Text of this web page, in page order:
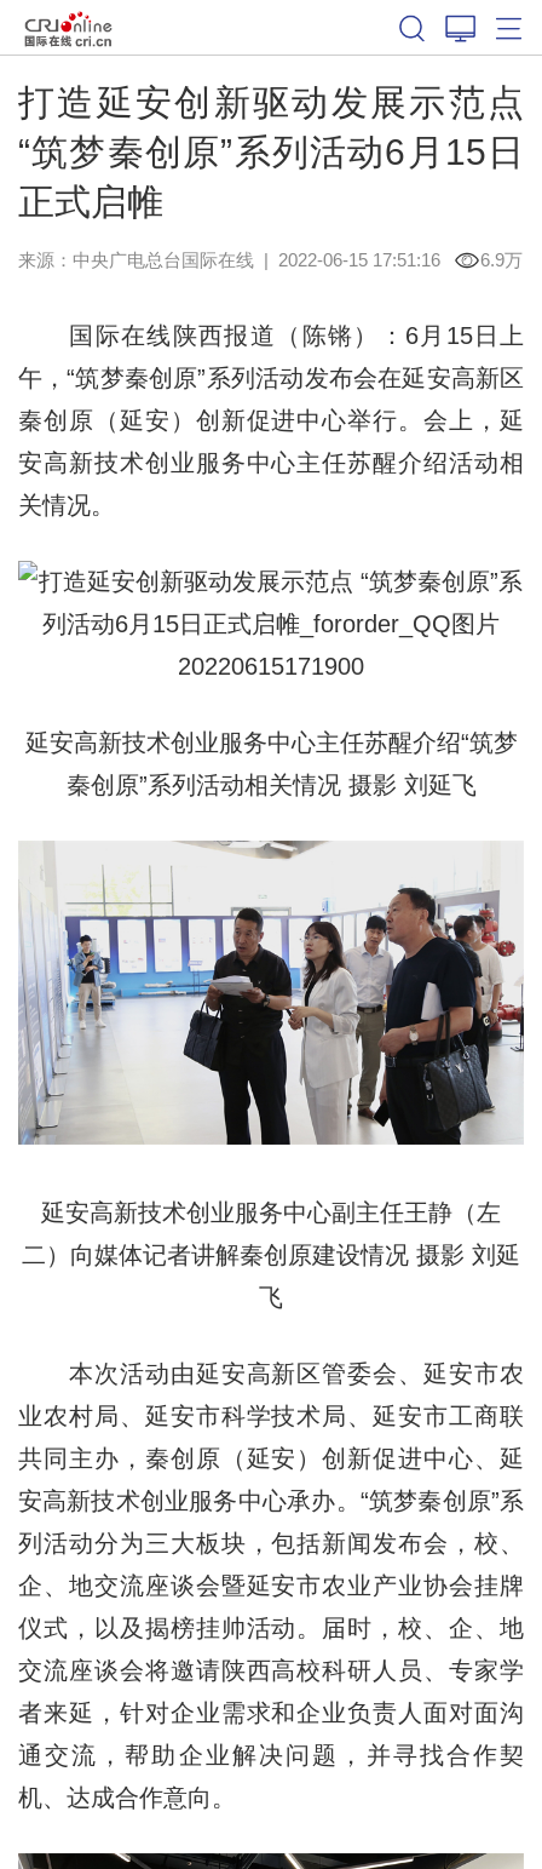
打造延安创新驱动发展示范点
“筑梦秦创原”系列活动6月15日
正式启帷
来源：中央广电总台国际在线| 2022-06-15 17:51:16 6.9万
国际在线陕西报道（陈锵）：6月15日上
午，“筑梦秦创原”系列活动发布会在延安高新区
秦创原（延安）创新促进中心举行。会上，延
安高新技术创业服务中心主任苏醒介绍活动相
关情况。
延安高新技术创业服务中心主任苏醒介绍“筑梦
秦创原”系列活动相关情况 摄影 刘延飞
延安高新技术创业服务中心副主任王静（左
二）向媒体记者讲解秦创原建设情况 摄影 刘延
飞
本次活动由延安高新区管委会、延安市农
业农村局、延安市科学技术局、延安市工商联
共同主办，秦创原（延安）创新促进中心、延
安高新技术创业服务中心承办。“筑梦秦创原”系
列活动分为三大板块，包括新闻发布会，校、
企、地交流座谈会暨延安市农业产业协会挂牌
仪式，以及揭榜挂帅活动。届时，校、企、地
交流座谈会将邀请陕西高校科研人员、专家学
者来延，针对企业需求和企业负责人面对面沟
通交流，帮助企业解决问题，并寻找合作契
机、达成合作意向。